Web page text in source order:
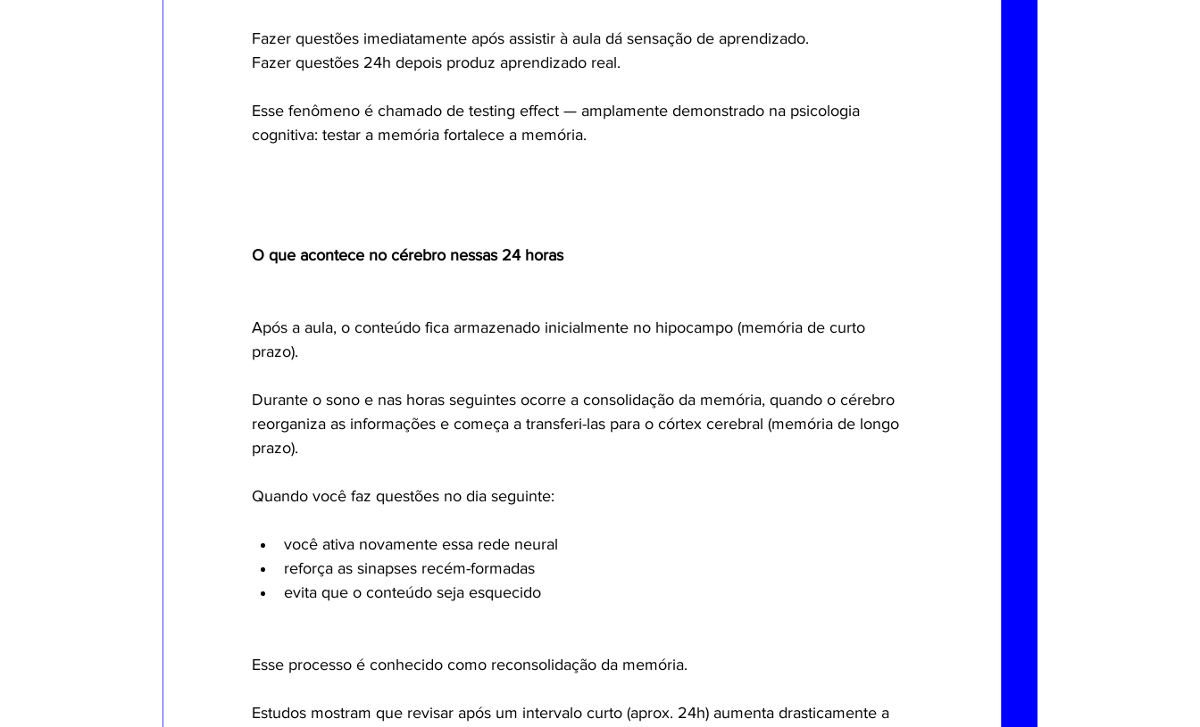
Fazer questões imediatamente após assistir à aula dá sensação de aprendizado.
Fazer questões 24h depois produz aprendizado real.
Esse fenômeno é chamado de testing effect — amplamente demonstrado na psicologia
cognitiva: testar a memória fortalece a memória.
O que acontece no cérebro nessas 24 horas
Após a aula, o conteúdo fica armazenado inicialmente no hipocampo (memória de curto
prazo).
Durante o sono e nas horas seguintes ocorre a consolidação da memória, quando o cérebro
reorganiza as informações e começa a transferi-las para o córtex cerebral (memória de longo
prazo).
Quando você faz questões no dia seguinte:
você ativa novamente essa rede neural
reforça as sinapses recém-formadas
evita que o conteúdo seja esquecido
Esse processo é conhecido como reconsolidação da memória.
Estudos mostram que revisar após um intervalo curto (aprox. 24h) aumenta drasticamente a